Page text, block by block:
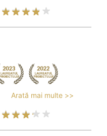
Arată mai multe >>